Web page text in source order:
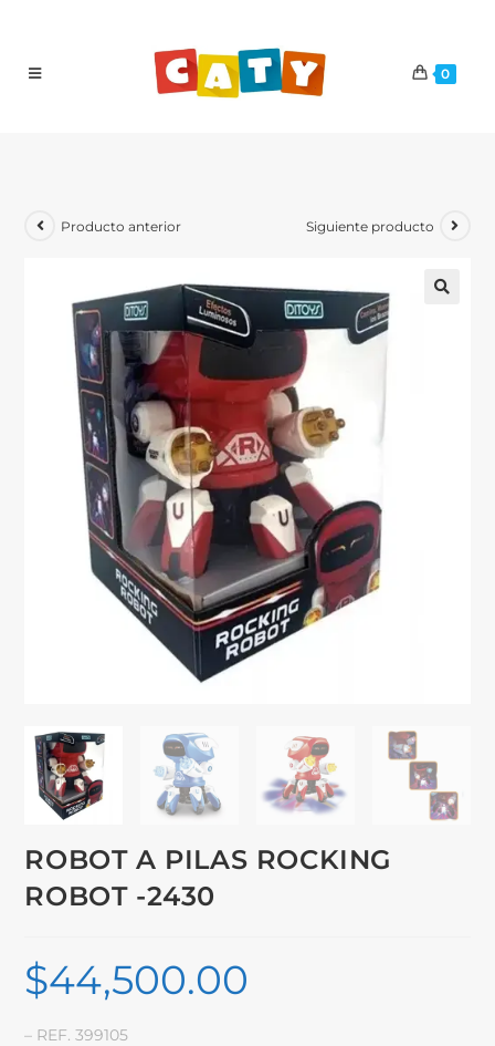
0
Producto anterior Siguiente producto
ROBOT A PILAS ROCKING
ROBOT -2430
$44,500.00
– REF. 399105